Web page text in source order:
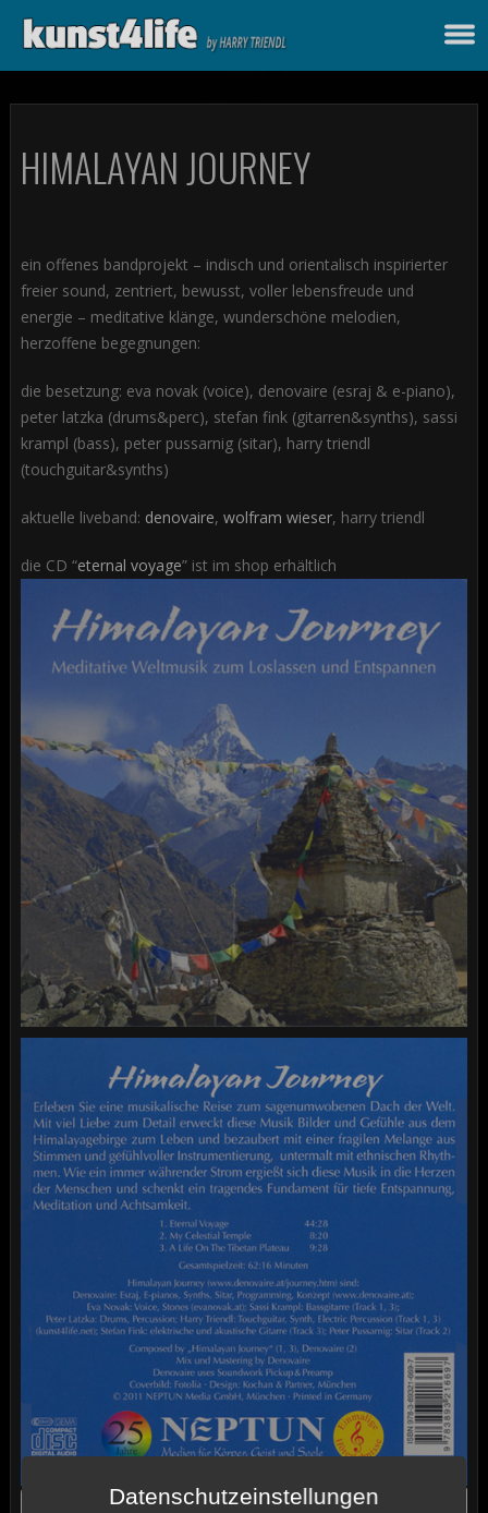
HIMALAYAN JOURNEY
ein offenes bandprojekt – indisch und orientalisch inspirierter
freier sound, zentriert, bewusst, voller lebensfreude und
energie – meditative klänge, wunderschöne melodien,
herzoffene begegnungen:
die besetzung: eva novak (voice), denovaire (esraj & e-piano),
peter latzka (drums&perc), stefan fink (gitarren&synths), sassi
krampl (bass), peter pussarnig (sitar), harry triendl
(touchguitar&synths)
aktuelle liveband: denovaire, wolfram wieser, harry triendl
die CD “eternal voyage” ist im shop erhältlich
Datenschutzeinstellungen